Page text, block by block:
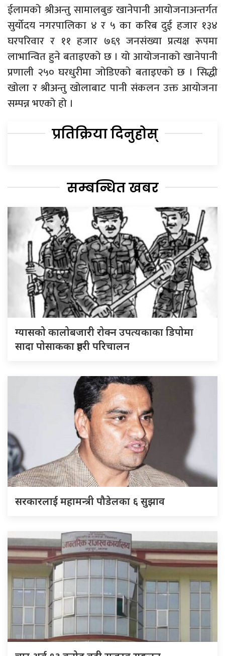
ईलामको श्रीअन्तु सामालबुङ खानेपानी आयोजनाअन्तर्गत
सुर्योदय नगरपालिका ४ र ५ का करिब दुई हजार १३४
घरपरिवार र ११ हजार ७६९ जनसंख्या प्रत्यक्ष रूपमा
लाभान्वित हुने बताइएको छ । यो आयोजनाको खानेपानी
प्रणाली २५० घरधुरीमा जोडिएको बताइएको छ । सिद्धी
खोला र श्रीअन्तु खोलाबाट पानी संकलन उक्त आयोजना
सम्पन्न भएको हो ।
प्रतिक्रिया दिनुहोस्
सम्बन्धित खबर
ग्यासको कालोबजारी रोक्न उपत्यकाका डिपोमा
सादा पोसाकका प्रहरी परिचालन
सरकारलाई महामन्त्री पौडेलका ६ सुझाव